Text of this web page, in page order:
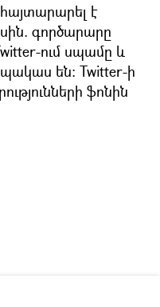
է
գործարարը
ում սպամը և
պակաս են: Twitter-ի
ֆոնին